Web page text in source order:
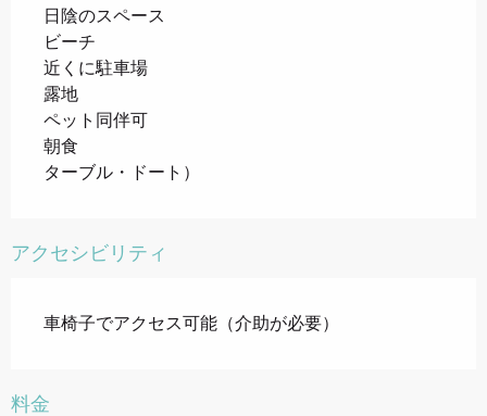
日陰のスペース
ビーチ
近くに駐車場
露地
ペット同伴可
朝食
ターブル・ドート）
アクセシビリティ
車椅子でアクセス可能（介助が必要）
料金